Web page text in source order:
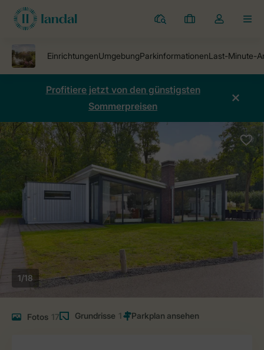
Ferienparks
Meine
Dropdown-
öffnen
Profitiere jetzt von den günstigsten
Sommerpreisen
1/18
Fotos 17 Grundrisse 1